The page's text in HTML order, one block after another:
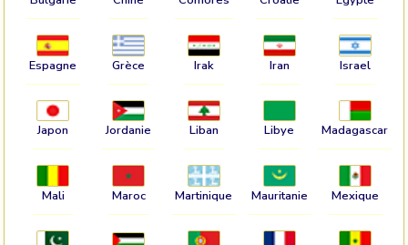
Espagne Grèce Irak Iran Israel
Japon Jordanie Liban Libye Madagascar
Mali Maroc Martinique Mauritanie Mexique